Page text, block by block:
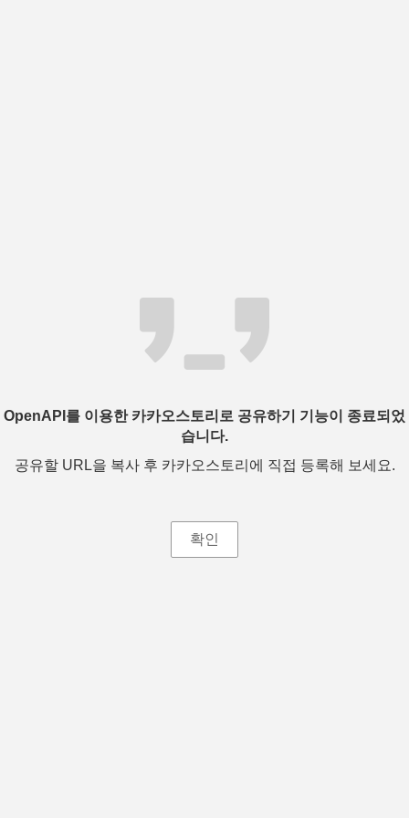
OpenAPI를 이용한 카카오스토리로 공유하기 기능이 종료되었
습니다.
공유할 URL을 복사 후 카카오스토리에 직접 등록해 보세요.
확인